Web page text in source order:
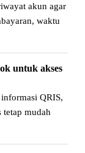
akun agar
waktu
untuk akses
QRIS,
tetap mudah